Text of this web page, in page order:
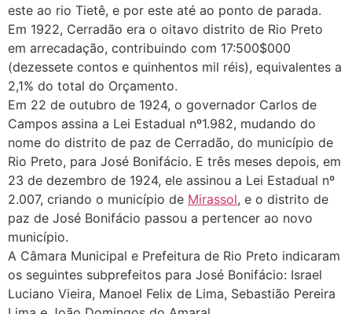
este ao rio Tietê, e por este até ao ponto de parada.
Em 1922, Cerradão era o oitavo distrito de Rio Preto
em arrecadação, contribuindo com 17:500$000
(dezessete contos e quinhentos mil réis), equivalentes a
2,1% do total do Orçamento.
Em 22 de outubro de 1924, o governador Carlos de
Campos assina a Lei Estadual nº1.982, mudando do
nome do distrito de paz de Cerradão, do município de
Rio Preto, para José Bonifácio. E três meses depois, em
23 de dezembro de 1924, ele assinou a Lei Estadual nº
2.007, criando o município de Mirassol, e o distrito de
paz de José Bonifácio passou a pertencer ao novo
município.
A Câmara Municipal e Prefeitura de Rio Preto indicaram
os seguintes subprefeitos para José Bonifácio: Israel
Luciano Vieira, Manoel Felix de Lima, Sebastião Pereira